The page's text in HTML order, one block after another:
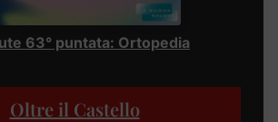
63° puntata: Ortopedia
Oltre il Castello